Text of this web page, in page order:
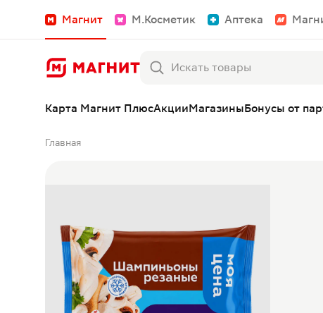
Магнит М.Косметик Аптека
Карта Магнит ПлюсАкцииМагазиныБонусы от
Главная